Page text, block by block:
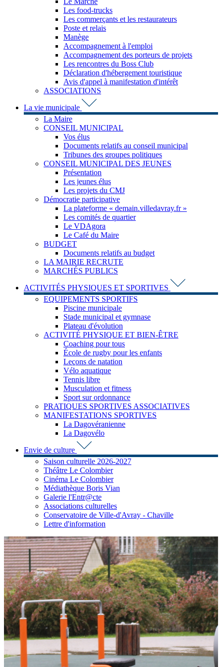
Les food-trucks
Les commerçants et les restaurateurs
Poste et relais
Manège
Accompagnement à l'emploi
Accompagnement des porteurs de projets
Les rencontres du Boss Club
Déclaration d'hébergement touristique
Avis d'appel à manifestation d'intérêt
ASSOCIATIONS
La vie municipale
La Maire
CONSEIL MUNICIPAL
Vos élus
Documents relatifs au conseil municipal
Tribunes des groupes politiques
CONSEIL MUNICIPAL DES JEUNES
Présentation
Les jeunes élus
Les projets du CMJ
Démocratie participative
La plateforme « demain.villedavray.fr »
Les comités de quartier
Le VDAgora
Le Café du Maire
BUDGET
Documents relatifs au budget
LA MAIRIE RECRUTE
MARCHÉS PUBLICS
ACTIVITÉS PHYSIQUES ET SPORTIVES
EQUIPEMENTS SPORTIFS
Piscine municipale
Stade municipal et gymnase
Plateau d'évolution
ACTIVITÉ PHYSIQUE ET BIEN-ÊTRE
Coaching pour tous
École de rugby pour les enfants
Leçons de natation
Vélo aquatique
Tennis libre
Musculation et fitness
Sport sur ordonnance
PRATIQUES SPORTIVES ASSOCIATIVES
MANIFESTATIONS SPORTIVES
La Dagovéranienne
La Dagovélo
Envie de culture
Saison culturelle 2026-2027
Théâtre Le Colombier
Cinéma Le Colombier
Médiathèque Boris Vian
Galerie l'Entr@cte
Associations culturelles
Conservatoire de Ville-d'Avray - Chaville
Lettre d'information